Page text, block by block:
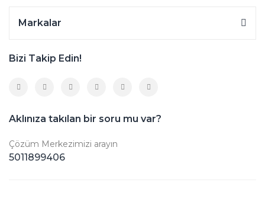
Markalar
Bizi Takip Edin!
Aklınıza takılan bir soru mu var?
Çözüm Merkezimizi arayın
5011899406